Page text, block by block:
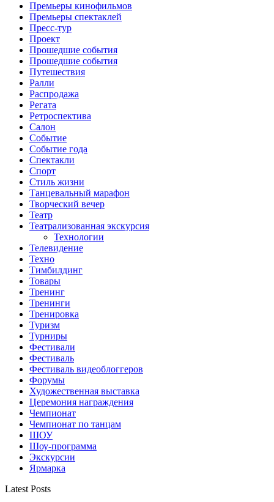
Премьеры кинофильмов
Премьеры спектаклей
Пресс-тур
Проект
Прошедшие события
Прошедшие события
Путешествия
Ралли
Распродажа
Регата
Ретроспектива
Салон
Событие
Событие года
Спектакли
Спорт
Стиль жизни
Танцевальный марафон
Творческий вечер
Театр
Театрализованная экскурсия
Технологии
Телевидение
Техно
Тимбилдинг
Товары
Тренинг
Тренинги
Тренировка
Туризм
Турниры
Фестивали
Фестиваль
Фестиваль видеоблоггеров
Форумы
Художественная выставка
Церемония награждения
Чемпионат
Чемпионат по танцам
ШОУ
Шоу-программа
Экскурсии
Ярмарка
Latest Posts